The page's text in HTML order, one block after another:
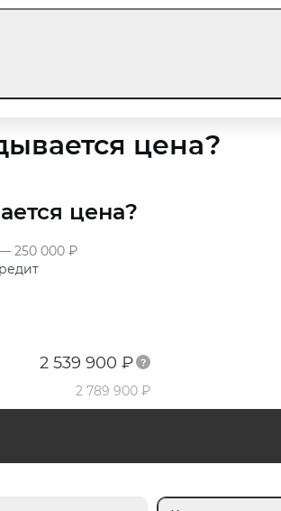
цена?
цена?
250 000 ₽
2 539 900 ₽
2 789 900 ₽